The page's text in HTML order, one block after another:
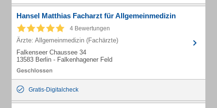
Hansel Matthias Facharzt für Allgemeinmedizin
4 Bewertungen
Ärzte: Allgemeinmedizin (Fachärzte)
Falkenseer Chaussee 34
13583 Berlin - Falkenhagener Feld
Gratis-Digitalcheck